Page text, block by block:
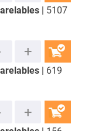
| 5107
COMPRAR
| 619
COMPRAR